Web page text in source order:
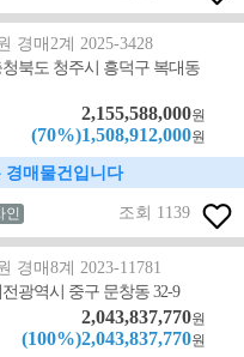
경매2계 2025-3428
청북도 청주시 흥덕구 복대동
2,155,588,000원
(70%)1,508,912,000원
경매물건입니다
조회 1139
경매8계 2023-11781
광역시 중구 문창동 32-9
2,043,837,770원
(100%)2,043,837,770원